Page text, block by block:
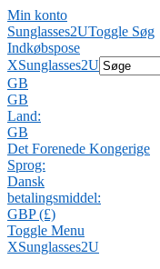
Min konto
Sunglasses2UToggle Søg
Indkøbspose
XSunglasses2U
GB
GB
Land:
GB
Det Forenede Kongerige
Sprog:
Dansk
betalingsmiddel:
GBP (£)
Toggle Menu
XSunglasses2U